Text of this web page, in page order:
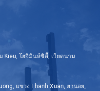
Kieu, โฮจิมินห์ซิตี้, เวียดนาม
แขวง Thanh Xuan, ฮานอย,